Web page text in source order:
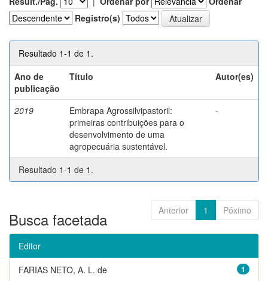
Registro(s)
Resultado 1-1 de 1.
Ano de
publicação
Título Autor(es)
2019
Embrapa Agrossilvipastoril:
primeiras contribuições para o
desenvolvimento de uma
agropecuária sustentável.
-
Resultado 1-1 de 1.
Anterior 1 Póximo
Busca facetada
Editor
1
FARIAS NETO, A. L. de